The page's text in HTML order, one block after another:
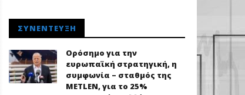
ΣΥΝΈΝΤΕΥΞΗ
Ορόσημο για την
ευρωπαϊκή στρατηγική, η
συμφωνία – σταθμός της
METLEN, για το 25%